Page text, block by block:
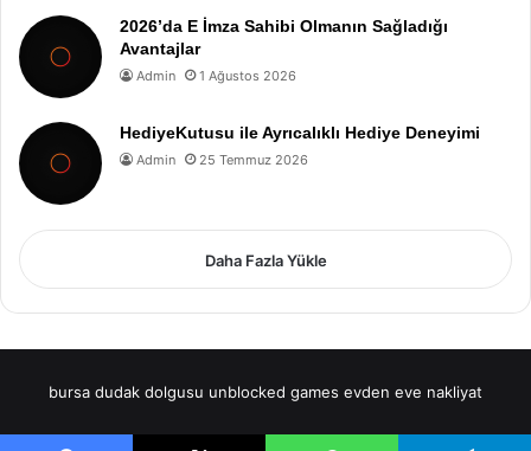
2026’da E İmza Sahibi Olmanın Sağladığı
Avantajlar
Admin 1 Ağustos 2026
HediyeKutusu ile Ayrıcalıklı Hediye Deneyimi
Admin 25 Temmuz 2026
Daha Fazla Yükle
bursa dudak dolgusu unblocked games evden eve nakliyat